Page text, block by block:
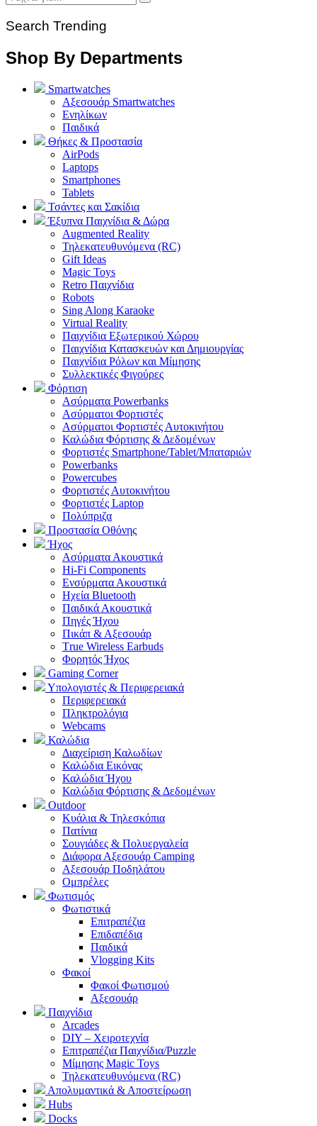
Search Trending
Shop By Departments
Smartwatches
Αξεσουάρ Smartwatches
Ενηλίκων
Παιδικά
Θήκες & Προστασία
AirPods
Laptops
Smartphones
Tablets
Τσάντες και Σακίδια
Έξυπνα Παιχνίδια & Δώρα
Augmented Reality
Τηλεκατευθυνόμενα (RC)
Gift Ideas
Magic Toys
Retro Παιχνίδια
Robots
Sing Along Karaoke
Virtual Reality
Παιχνίδια Εξωτερικού Χώρου
Παιχνίδια Κατασκευών και Δημιουργίας
Παιχνίδια Ρόλων και Μίμησης
Συλλεκτικές Φιγούρες
Φόρτιση
Ασύρματα Powerbanks
Aσύρματοι Φορτιστές
Ασύρματοι Φορτιστές Αυτοκινήτου
Καλώδια Φόρτισης & Δεδομένων
Φορτιστές Smartphone/Tablet/Μπαταριών
Powerbanks
Powercubes
Φορτιστές Αυτοκινήτου
Φορτιστές Laptop
Πολύπριζα
Προστασία Οθόνης
Ήχος
Ασύρματα Ακουστικά
Hi-Fi Components
Ενσύρματα Ακουστικά
Ηχεία Bluetooth
Παιδικά Ακουστικά
Πηγές Ήχου
Πικάπ & Αξεσουάρ
Τrue Wireless Earbuds
Φορητός Ήχος
Gaming Corner
Υπολογιστές & Περιφερειακά
Περιφερειακά
Πληκτρολόγια
Webcams
Καλώδια
Διαχείριση Καλωδίων
Καλώδια Εικόνας
Καλώδια Ήχου
Καλώδια Φόρτισης & Δεδομένων
Outdoor
Κυάλια & Τηλεσκόπια
Πατίνια
Σουγιάδες & Πολυεργαλεία
Διάφορα Αξεσουάρ Camping
Αξεσουάρ Ποδηλάτου
Ομπρέλες
Φωτισμός
Φωτιστικά
Επιτραπέζια
Επιδαπέδια
Παιδικά
Vlogging Kits
Φακοί
Φακοί Φωτισμού
Αξεσουάρ
Παιχνίδια
Arcades
DIY – Χειροτεχνία
Επιτραπέζια Παιχνίδια/Puzzle
Μίμησης Magic Toys
Τηλεκατευθυνόμενα (RC)
Απολυμαντικά & Αποστείρωση
Hubs
Docks